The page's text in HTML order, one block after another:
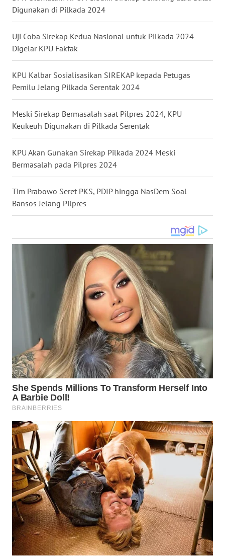
Digunakan di Pilkada 2024
Uji Coba Sirekap Kedua Nasional untuk Pilkada 2024
Digelar KPU Fakfak
KPU Kalbar Sosialisasikan SIREKAP kepada Petugas
Pemilu Jelang Pilkada Serentak 2024
Meski Sirekap Bermasalah saat Pilpres 2024, KPU
Keukeuh Digunakan di Pilkada Serentak
KPU Akan Gunakan Sirekap Pilkada 2024 Meski
Bermasalah pada Pilpres 2024
Tim Prabowo Seret PKS, PDIP hingga NasDem Soal
Bansos Jelang Pilpres
WN
NUSANTARA
WN
JOGJA
WN
JATIM
WN
WN
WN
KALTENG
KALTARA
WN
SULSEL
WN
GORONTALO
WN
SULUT
WN
MALUKU
WN
MALUT
WN
DAIRI